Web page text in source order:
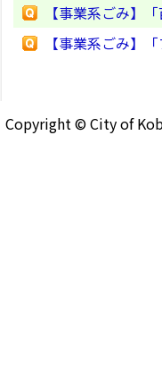
【事業系ごみ】
【事業系ごみ】
Copyright © City of